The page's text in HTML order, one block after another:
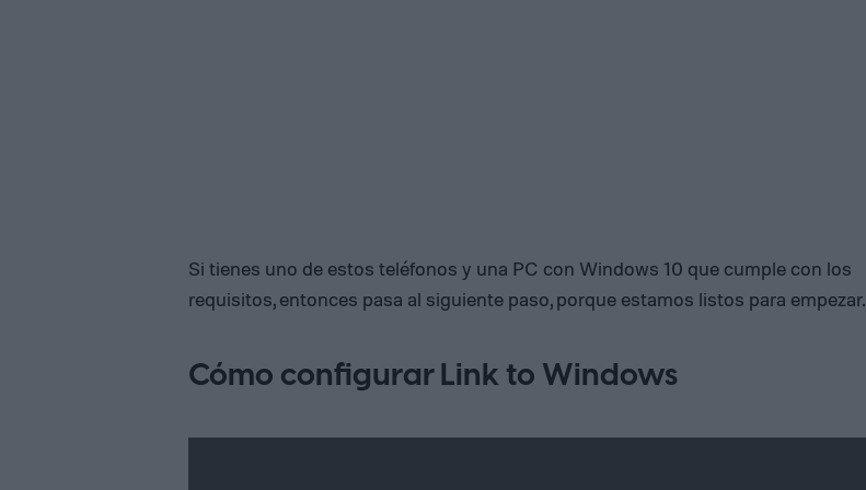
Si tienes uno de estos teléfonos y una PC con Windows 10 que cumple con los
requisitos, entonces pasa al siguiente paso, porque estamos listos para empezar.
Cómo configurar Link to Windows